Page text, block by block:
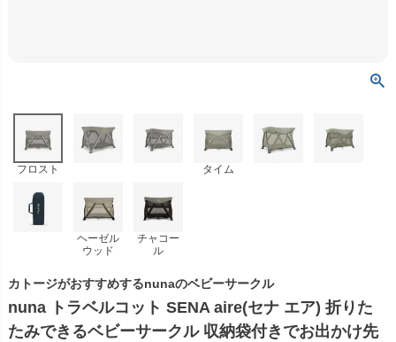
フロスト タイム
ヘーゼル
ウッド
チャコー
ル
カトージがおすすめするnunaのベビーサークル
nuna トラベルコット SENA aire(セナ エア) 折りた
たみできるベビーサークル 収納袋付きでお出かけ先